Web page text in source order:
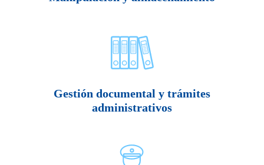
Gestión documental y trámites
administrativos